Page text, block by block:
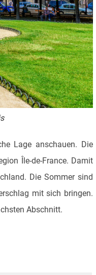
Lage anschauen. Die
Île-de-France. Damit
Die Sommer sind
mit sich bringen.
Abschnitt.